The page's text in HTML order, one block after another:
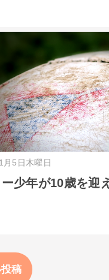
月5日木曜日
少年が10歳を迎
稿